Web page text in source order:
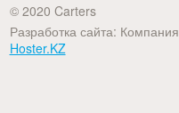
© 2020 Carters
Разработка сайта: Компания
Hoster.KZ